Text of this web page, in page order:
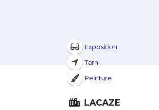
Exposition
Tarn
Peinture
LACAZE